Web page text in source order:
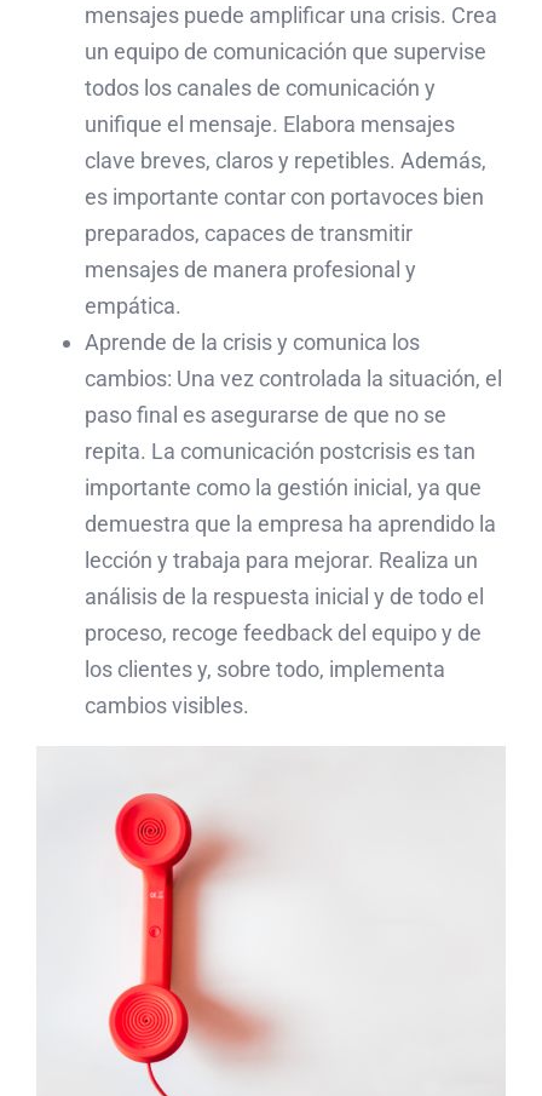
mensajes puede amplificar una crisis. Crea
un equipo de comunicación que supervise
todos los canales de comunicación y
unifique el mensaje. Elabora mensajes
clave breves, claros y repetibles. Además,
es importante contar con portavoces bien
preparados, capaces de transmitir
mensajes de manera profesional y
empática.
Aprende de la crisis y comunica los
cambios: Una vez controlada la situación, el
paso final es asegurarse de que no se
repita. La comunicación postcrisis es tan
importante como la gestión inicial, ya que
demuestra que la empresa ha aprendido la
lección y trabaja para mejorar. Realiza un
análisis de la respuesta inicial y de todo el
proceso, recoge feedback del equipo y de
los clientes y, sobre todo, implementa
cambios visibles.